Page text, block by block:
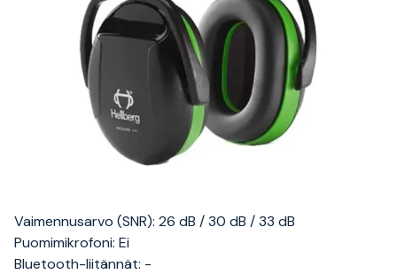
Vaimennusarvo (SNR): 26 dB / 30 dB / 33 dB
Puomimikrofoni: Ei
Bluetooth-liitännät: -